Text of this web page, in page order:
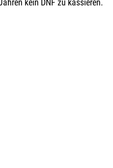
kein DNF zu kassieren.